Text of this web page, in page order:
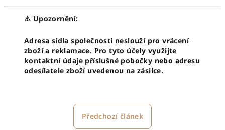
⚠️ Upozornění:
Adresa sídla společnosti neslouží pro vrácení
zboží a reklamace. Pro tyto účely využijte
kontaktní údaje příslušné pobočky nebo adresu
odesílatele zboží uvedenou na zásilce.
Předchozí článek